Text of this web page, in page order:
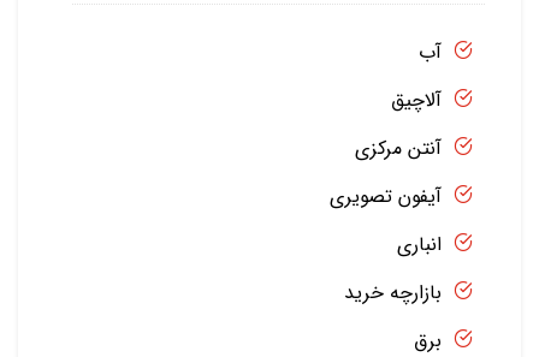
آب
آلاچیق
آنتن مرکزی
آیفون تصویری
انباری
بازارچه خرید
برق